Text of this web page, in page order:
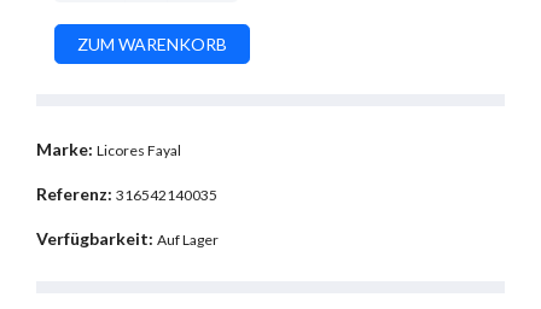
Marke: Licores Fayal
Referenz: 316542140035
Verfügbarkeit: Auf Lager